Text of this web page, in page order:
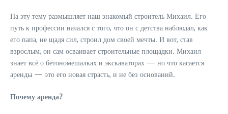
На эту тему размышляет наш знакомый строитель Михаил. Его
путь к профессии начался с того, что он с детства наблюдал, как
его папа, не щадя сил, строил дом своей мечты. И вот, став
взрослым, он сам осваивает строительные площадки. Михаил
знает всё о бетономешалках и экскаваторах — но что касается
аренды — это его новая страсть, и не без оснований.
Почему аренда?